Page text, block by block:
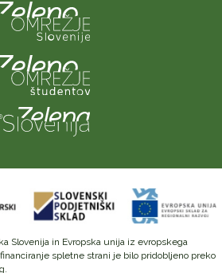
Slovenija in Evropska unija iz evropskega
spletne strani je bilo pridobljeno preko